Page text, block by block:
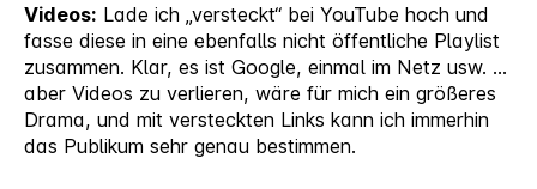
Videos: Lade ich „versteckt“ bei YouTube hoch und
fasse diese in eine ebenfalls nicht öffentliche Playlist
zusammen. Klar, es ist Google, einmal im Netz usw. …
aber Videos zu verlieren, wäre für mich ein größeres
Drama, und mit versteckten Links kann ich immerhin
das Publikum sehr genau bestimmen.